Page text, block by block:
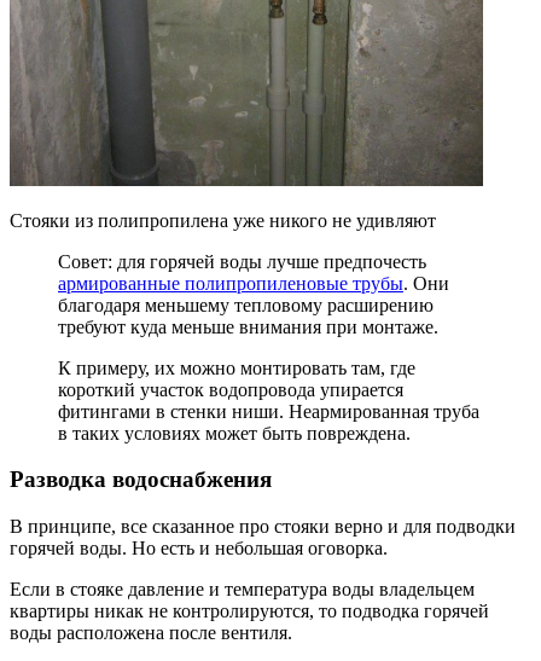
Стояки из полипропилена уже никого не удивляют
Совет: для горячей воды лучше предпочесть
армированные полипропиленовые трубы. Они
благодаря меньшему тепловому расширению
требуют куда меньше внимания при монтаже.
К примеру, их можно монтировать там, где
короткий участок водопровода упирается
фитингами в стенки ниши. Неармированная труба
в таких условиях может быть повреждена.
Разводка водоснабжения
В принципе, все сказанное про стояки верно и для подводки
горячей воды. Но есть и небольшая оговорка.
Если в стояке давление и температура воды владельцем
квартиры никак не контролируются, то подводка горячей
воды расположена после вентиля.